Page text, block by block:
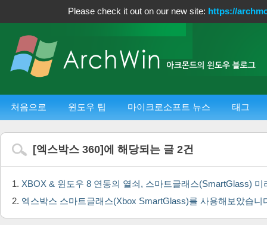
Please check it out on our new site: https://
처음으로 윈도우 팁 마이크로소프트 뉴스 태그
[엑스박스 360]에 해당되는 글 2건
XBOX & 윈도우 8 연동의 열쇠, 스마트글래스(SmartGlass)
엑스박스 스마트글래스(Xbox SmartGlass)를 사용해보았습니